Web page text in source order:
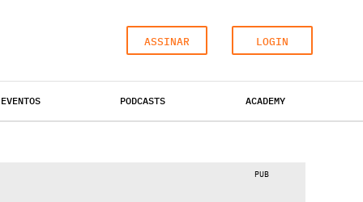
ASSINAR LOGIN
EVENTOS PODCASTS ACADEMY
PUB